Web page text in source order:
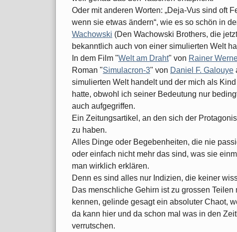
Oder mit anderen Worten: „Deja-Vus sind oft
wenn sie etwas ändern“, wie es so schön in
Wachowski (Den Wachowski Brothers, die
bekanntlich auch von einer simulierten Welt
In dem Film "Welt am Draht" von Rainer
Roman "Simulacron-3" von Daniel F. Galouye
simulierten Welt handelt und der mich als
hatte, obwohl ich seiner Bedeutung nur
auch aufgegriffen.
Ein Zeitungsartikel, an den sich der
zu haben.
Alles Dinge oder Begebenheiten, die nie
oder einfach nicht mehr das sind, was sie
man wirklich erklären.
Denn es sind alles nur Indizien, die keiner
Das menschliche Gehirn ist zu grossen
kennen, gelinde gesagt ein absoluter Chaot,
da kann hier und da schon mal was in den
verrutschen.